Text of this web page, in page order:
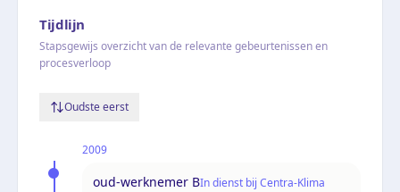
Tijdlijn
Stapsgewijs overzicht van de relevante gebeurtenissen en
procesverloop
Oudste eerst
2009
oud-werknemer BIn dienst bij Centra-Klima